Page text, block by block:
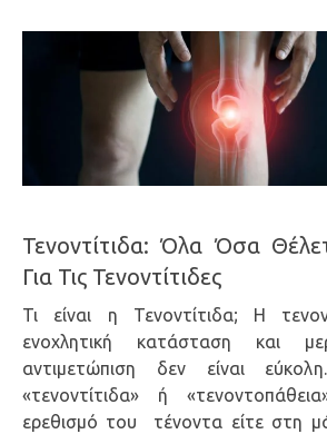
Τενοντίτιδα: Όλα Όσα
Για Τις Τενοντίτιδες
Τι είναι η Τενοντίτιδα; Η
ενοχλητική κατάσταση και
αντιμετώπιση δεν είναι
«τενοντίτιδα» ή
ερεθισμό του τένοντα είτε στη